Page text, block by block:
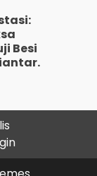
Besi
Ekstasi
Besi